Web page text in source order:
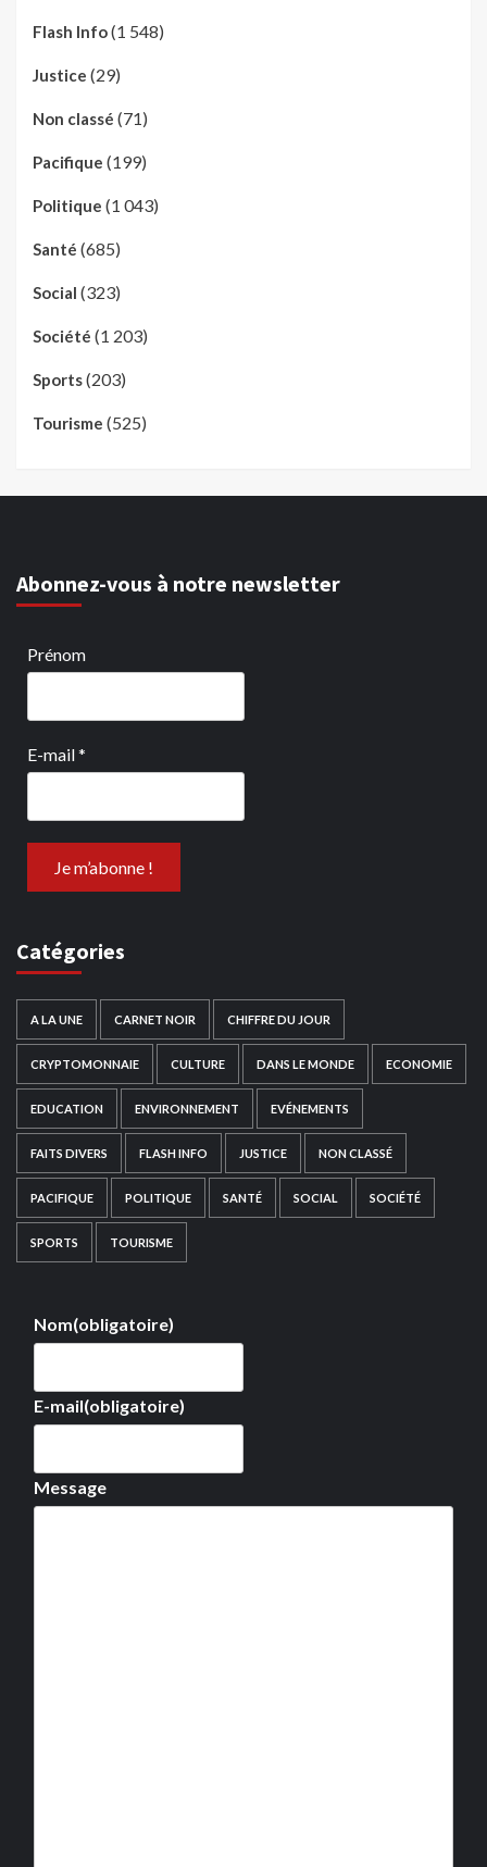
Flash Info(1 548)
Justice (29)
Non classé (71)
Pacifique (199)
Politique (1 043)
Santé (685)
Social (323)
Société (1 203)
Sports(203)
Tourisme (525)
Abonnez-vous à notre newsletter
Prénom
E-mail*
Catégories
A LA UNE CARNET NOIR CHIFFRE DU JOUR
CRYPTOMONNAIE CULTURE DANS LE MONDE ECONOMIE
EDUCATION ENVIRONNEMENT EVÉNEMENTS
FAITS DIVERS FLASH INFO JUSTICE NON CLASSÉ
PACIFIQUE POLITIQUE SANTÉ SOCIAL SOCIÉTÉ
SPORTS TOURISME
Nom(obligatoire)
E-mail(obligatoire)
Message